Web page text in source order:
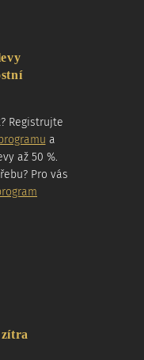
Registrujte
a
až 50 %.
Pro vás
zítra